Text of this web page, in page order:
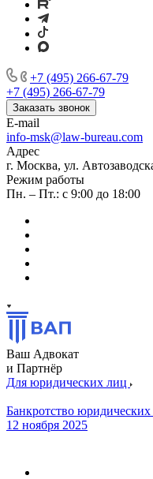
+7 (495) 266-67-79
+7 (495) 266-67-79
Заказать звонок
E-mail
info-msk@law-bureau.com
Адрес
г. Москва, ул.
Режим работы
Пн. – Пт.: с 9:00 до 18:00
Ваш Адвокат
и Партнёр
Для юридических лиц
Банкротство
12 ноября 2025